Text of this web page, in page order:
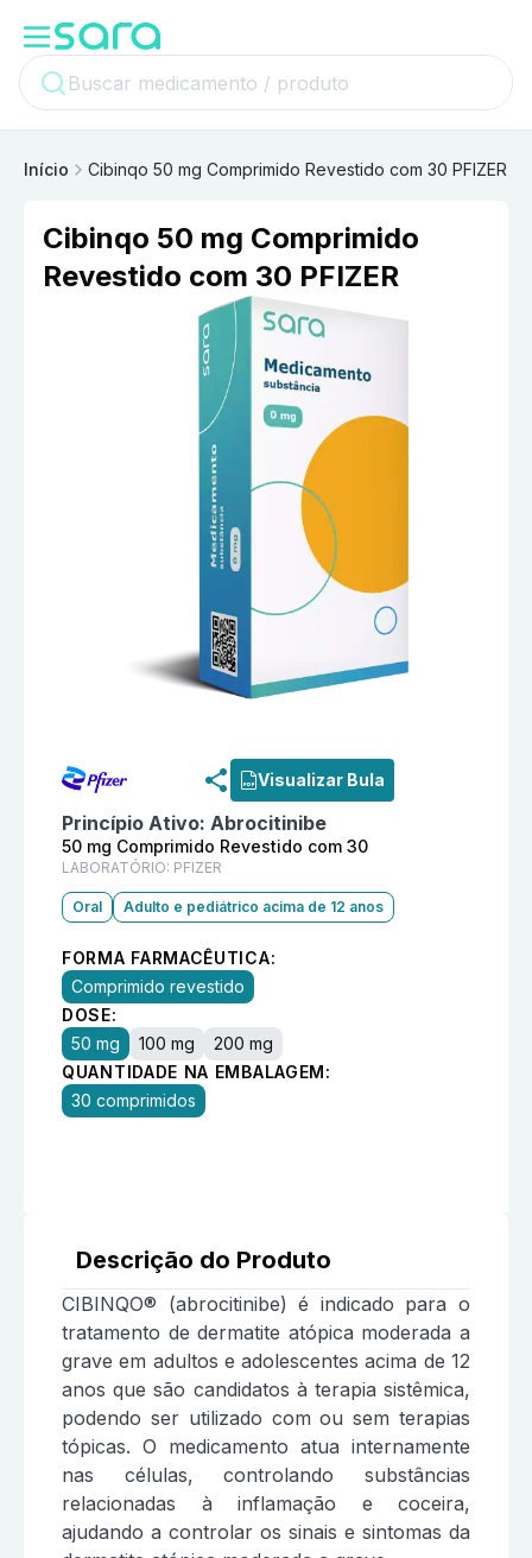
Início Cibinqo 50 mg Comprimido Revestido com 30 PFIZER
Cibinqo 50 mg Comprimido
Revestido com 30 PFIZER
Visualizar Bula
Princípio Ativo: Abrocitinibe
50 mg Comprimido Revestido com 30
LABORATÓRIO: PFIZER
Oral Adulto e pediátrico acima de 12 anos
FORMA FARMACÊUTICA:
Comprimido revestido
DOSE:
50 mg
100 mg
200 mg
QUANTIDADE NA EMBALAGEM:
30 comprimidos
Descrição do Produto
CIBINQO® (abrocitinibe) é indicado para o
tratamento de dermatite atópica moderada a
grave em adultos e adolescentes acima de 12
anos que são candidatos à terapia sistêmica,
podendo ser utilizado com ou sem terapias
tópicas. O medicamento atua internamente
nas células, controlando substâncias
relacionadas à inflamação e coceira,
ajudando a controlar os sinais e sintomas da